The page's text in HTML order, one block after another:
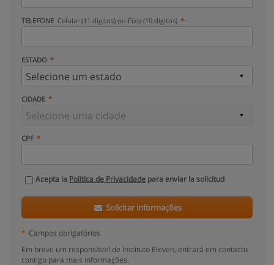
TELEFONE Celular (11 dígitos) ou Fixo (10 dígitos)
ESTADO
CIDADE
CPF
Acepta la Política de Privacidade para enviar la solicitud
Solicitar informações
* Campos obrigatórios
Em breve um responsável de Instituto Eleven, entrará em contacto
contigo para mais informações.